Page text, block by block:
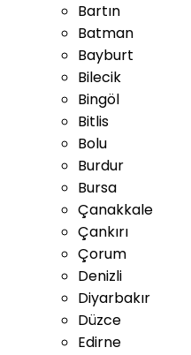
Bartın
Batman
Bayburt
Bilecik
Bingöl
Bitlis
Bolu
Burdur
Bursa
Çanakkale
Çankırı
Çorum
Denizli
Diyarbakır
Düzce
Edirne